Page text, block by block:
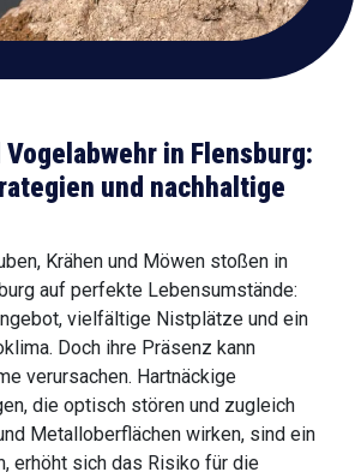
in Flensburg:
und nachhaltige
Krähen und Möwen stoßen in
auf perfekte Lebensumstände:
vielfältige Nistplätze und ein
Doch ihre Präsenz kann
verursachen. Hartnäckige
die optisch stören und zugleich
Metalloberflächen wirken, sind ein
erhöht sich das Risiko für die